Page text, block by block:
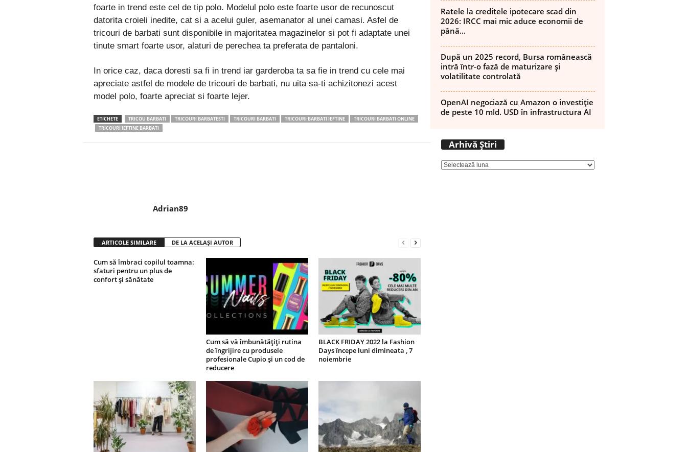
foarte in trend este cel de tip polo. Modelul polo este foarte usor de recunoscut
datorita croieli inedite, cat si a acelui guler, asemanator al unei camasi. Asfel de
tricouri de barbati sunt disponibile in majoritatea magazinelor si pot fi adaptate unei
tinute smart foarte usor, alaturi de perechea ta preferata de pantaloni.
In orice caz, daca doresti sa fi in trend iar garderoba ta sa fie in trend cu cele mai
apreciate astfel de modele de tricouri de barbati, nu uita sa-ti achizitonezi acest
model polo, foarte apreciat si foarte lejer.
ETICHETE TRICOU BARBATI TRICOURI BARBATESTI TRICOURI BARBATI TRICOURI BARBATI IEFTINE
TRICOURI BARBATI ONLINE
TRICOURI IEFTINE BARBATI
Adrian89
ARTICOLE SIMILARE DE LA ACELAȘI AUTOR
Cum să îmbraci copilul toamna:
sfaturi pentru un plus de
confort și sănătate
Cum să vă îmbunătățiți rutina
de îngrijire cu produsele
profesionale Cupio și un cod de
reducere
BLACK FRIDAY 2022 la Fashion
Days începe luni dimineata , 7
noiembrie
Ratele la creditele ipotecare scad din
2026: IRCC mai mic aduce economii de
până...
După un 2025 record, Bursa românească
intră într-o fază de maturizare și
volatilitate controlată
OpenAI negociază cu Amazon o investiție
de peste 10 mld. USD în infrastructura AI
Arhivă Știri